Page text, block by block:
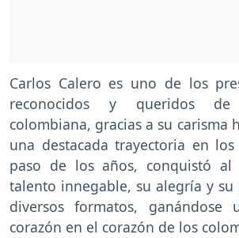
Carlos Calero es uno de los
reconocidos y queridos
colombiana, gracias a su carisma
una destacada trayectoria en
paso de los años, conquistó
talento innegable, su alegría y su
diversos formatos,
corazón en el corazón de los